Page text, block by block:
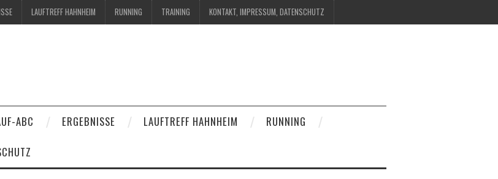
LAUFTREFF HAHNHEIM RUNNING TRAINING KONTAKT, IMPRESSUM, DATENSCHUTZ
ABC ERGEBNISSE LAUFTREFF HAHNHEIM
RUNNING